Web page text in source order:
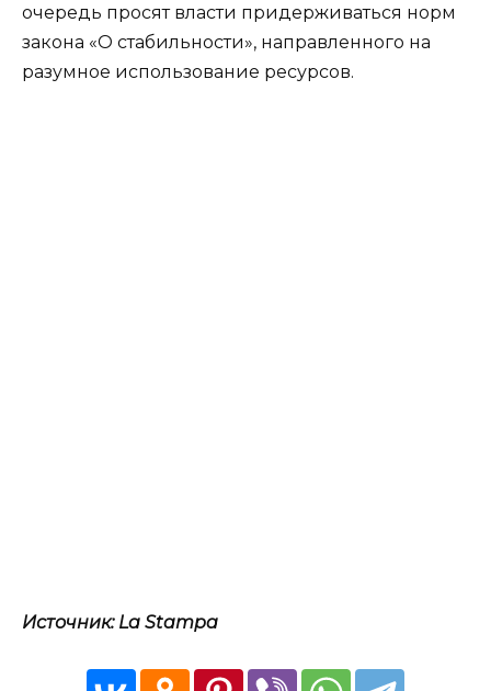
очередь просят власти придерживаться норм
закона «О стабильности», направленного на
разумное использование ресурсов.
Источник: La Stampa